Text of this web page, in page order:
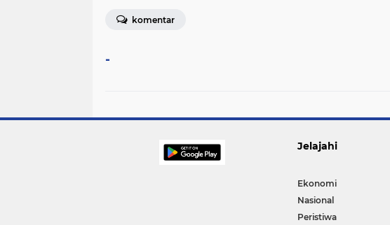
komentar
-
Jelajahi
Ekonomi
Nasional
Peristiwa